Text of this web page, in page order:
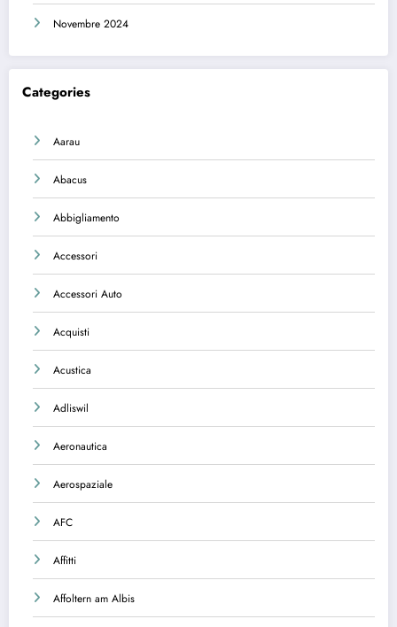
Novembre 2024
Categories
Aarau
Abacus
Abbigliamento
Accessori
Accessori Auto
Acquisti
Acustica
Adliswil
Aeronautica
Aerospaziale
AFC
Affitti
Affoltern am Albis